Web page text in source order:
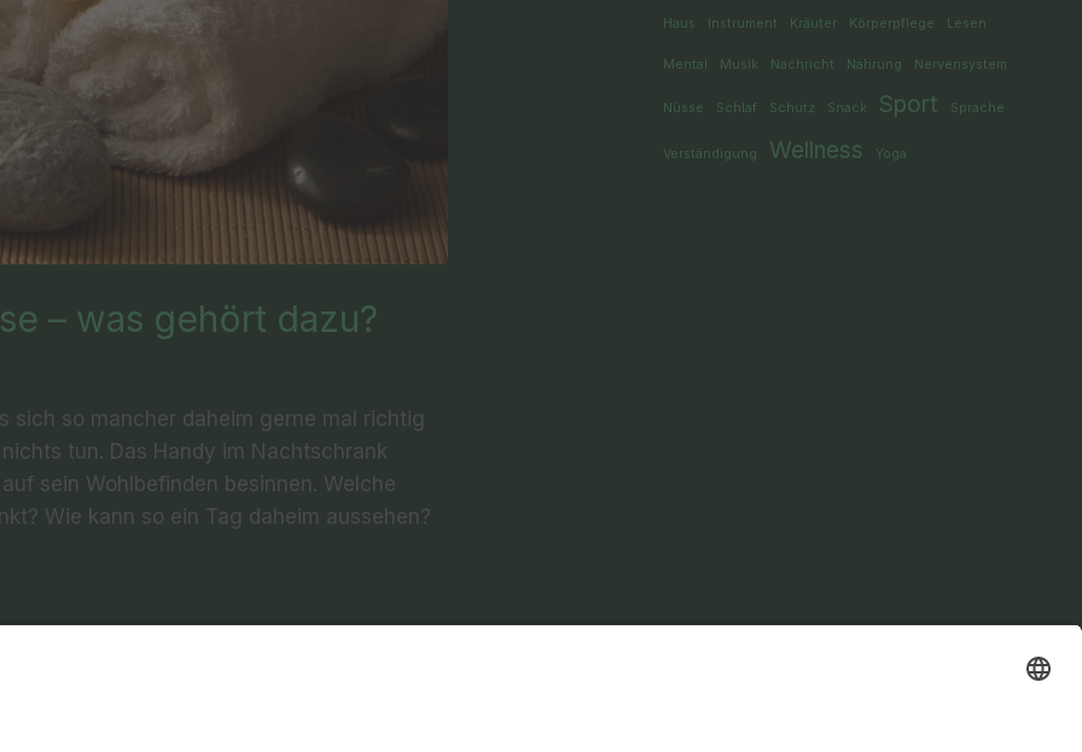
– was gehört dazu?
sich so mancher daheim gerne mal richtig
tun. Das Handy im Nachtschrank
sein Wohlbefinden besinnen. Welche
Wie kann so ein Tag daheim aussehen?
Haus Instrument Kräuter Körperpflege Lesen
Mental Musik Nachricht Nahrung Nervensystem
Nüsse Schlaf Schutz Snack Sport Sprache
Verständigung Wellness Yoga